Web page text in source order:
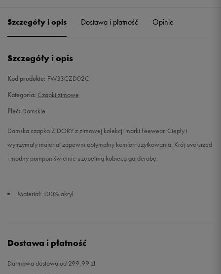
Szczegóły i opis Dostawa i płatność Opinie
Szczegóły i opis
Kod produktu: FW33CZD02C
Kategoria: Czapki zimowe
Płeć: Damskie
Damska czapka Z DORY z zimowej kolekcji marki Feewear. Ciepły i
wytrzymały materiał zapewni optymalny komfort użytkowania. Krój oversized
i modny pompon świetnie uzupełnią kobiecą garderobę.
Materiał: 100% akryl
Dostawa i płatność
Darmowa dostawa od 299,99 zł